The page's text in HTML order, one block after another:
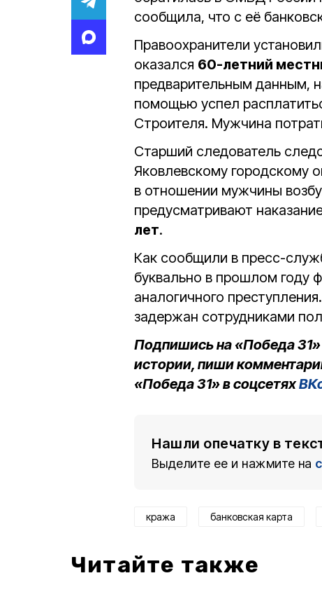
сообщила, что с её
Правоохранители
оказался 60-летний
предварительным данным,
помощью успел
Строителя. Мужчина
Старший следователь
Яковлевскому городскому
в отношении мужчины
предусматривают
лет.
Как сообщили в пресс-
буквально в прошлом году
аналогичного
задержан сотрудниками
Подпишись на «Победа 31»
истории, пиши
«Победа 31» в соцсетях
Нашли опечатку в
Выделите ее и нажмите на
кража банковская карта
Читайте также